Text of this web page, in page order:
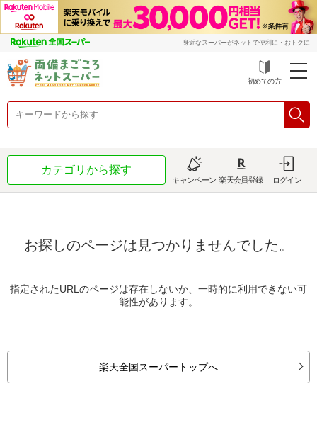
身近なスーパーがネットで便利に・おトクに
初めての方
カテゴリから探す
キャンペーン 楽天会員登録 ログイン
お探しのページは見つかりませんでした。
指定されたURLのページは存在しないか、一時的に利用できない可
能性があります。
楽天全国スーパートップへ